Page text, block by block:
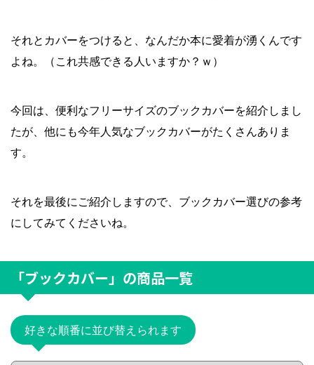
それとカバーをつけると、なんだか本に愛着が湧くんです
よね。（これ共感できる人いますか？ｗ）
今回は、便利なフリーサイズのブックカバーを紹介しまし
たが、他にも今年人気なブックカバーがたくさんありま
す。
それを最後にご紹介しますので、ブックカバー選びの参考
にしてみてくださいね。
「ブックカバー」 の商品一覧
好きな順番に並び替えられます